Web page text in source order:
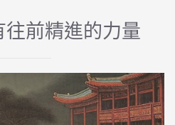
前精進的力量